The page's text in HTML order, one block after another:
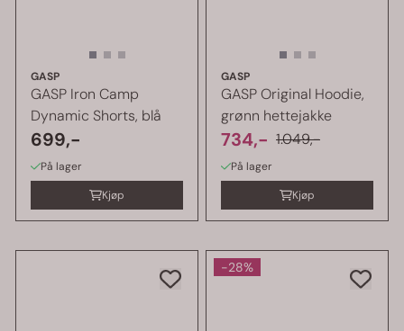
GASP
GASP Iron Camp
Dynamic Shorts, blå
699,-
På lager
Kjøp
GASP
GASP Original Hoodie,
grønn hettejakke
734,- 1.049,-
På lager
Kjøp
-28%